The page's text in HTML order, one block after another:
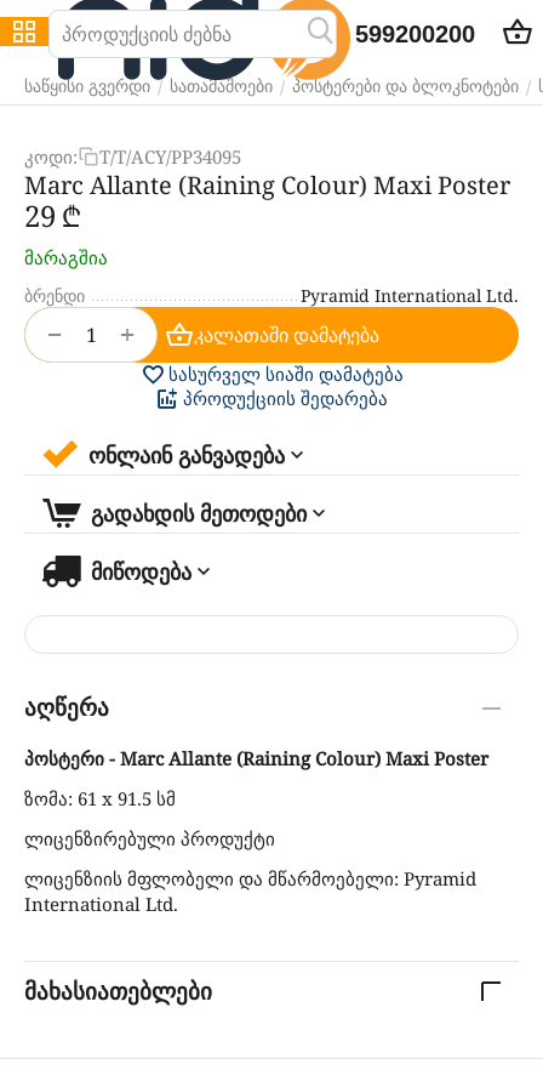
599200200
საწყისი გვერდი / სათამაშოები / პოსტერები და ბლოკნოტები /
კოდი: T/T/ACY/PP34095
Marc Allante (Raining Colour) Maxi Poster
‍29‍ ₾
მარაგშია
ბრენდი Pyramid International Ltd.
+
− კალათაში დამატება
სასურველ სიაში დამატება
პროდუქციის შედარება
ონლაინ განვადება
გადახდის მეთოდები
მიწოდება
აღწერა
პოსტერი - Marc Allante (Raining Colour) Maxi Poster
ზომა: 61 x 91.5 სმ
ლიცენზირებული პროდუქტი
ლიცენზიის მფლობელი და მწარმოებელი: Pyramid
International Ltd.
მახასიათებლები